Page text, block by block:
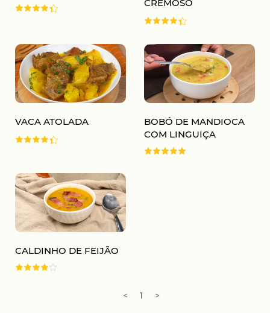
CREMOSO
VACA ATOLADA
BOBÓ DE MANDIOCA
COM LINGUIÇA
CALDINHO DE FEIJÃO
< 1 >